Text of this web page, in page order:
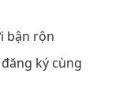
bận rộn
ký cùng